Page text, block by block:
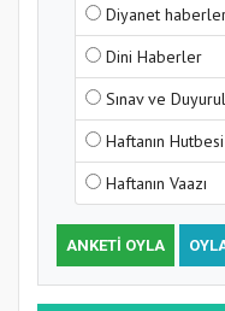
Hz.
Diyanet
Dini Haberler
Sınav ve
Haftanın Hutbesi
Haftanın Vaazı
ANKETI OYLA